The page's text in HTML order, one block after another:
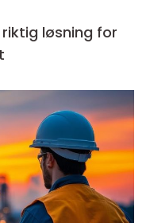
riktig løsning for